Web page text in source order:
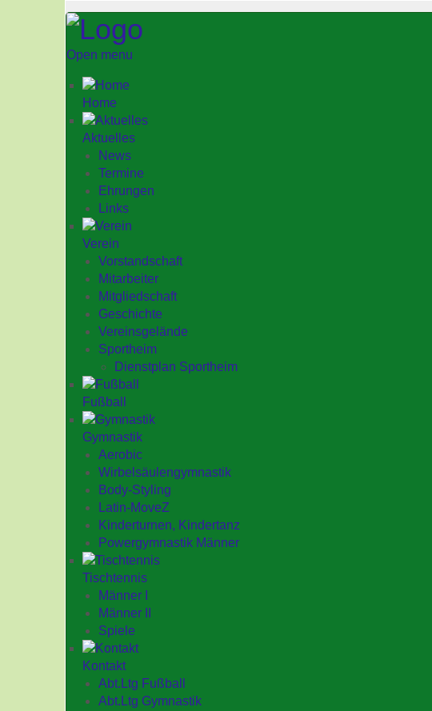
Open menu
Home
Aktuelles
News
Termine
Ehrungen
Links
Verein
Vorstandschaft
Mitarbeiter
Mitgliedschaft
Geschichte
Vereinsgelände
Sportheim
Dienstplan Sportheim
Fußball
Gymnastik
Aerobic
Wirbelsäulengymnastik
Body-Styling
Latin-MoveZ
Kinderturnen, Kindertanz
Powergymnastik Männer
Tischtennis
Männer I
Männer II
Spiele
Kontakt
Abt.Ltg Fußball
Abt.Ltg Gymnastik